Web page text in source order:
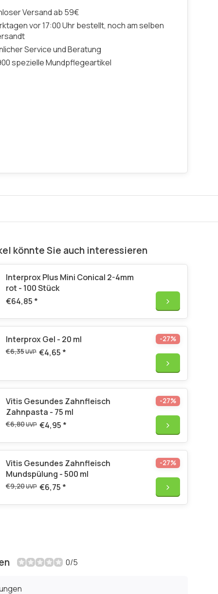
Versand ab 59€
vor 17:00 Uhr bestellt, noch am selben
Service und Beratung
spezielle Mundpflegeartikel
könnte Sie auch interessieren
Interprox Plus Mini Conical 2-4mm
rot - 100 Stück
€64,85 *
Interprox Gel - 20 ml
€6,35UVP €4,65 *
-27%
Vitis Gesundes Zahnfleisch
Zahnpasta - 75 ml
€6,80UVP €4,95 *
-27%
Vitis Gesundes Zahnfleisch
Mundspülung - 500 ml
€9,20UVP €6,75 *
-27%
0/5